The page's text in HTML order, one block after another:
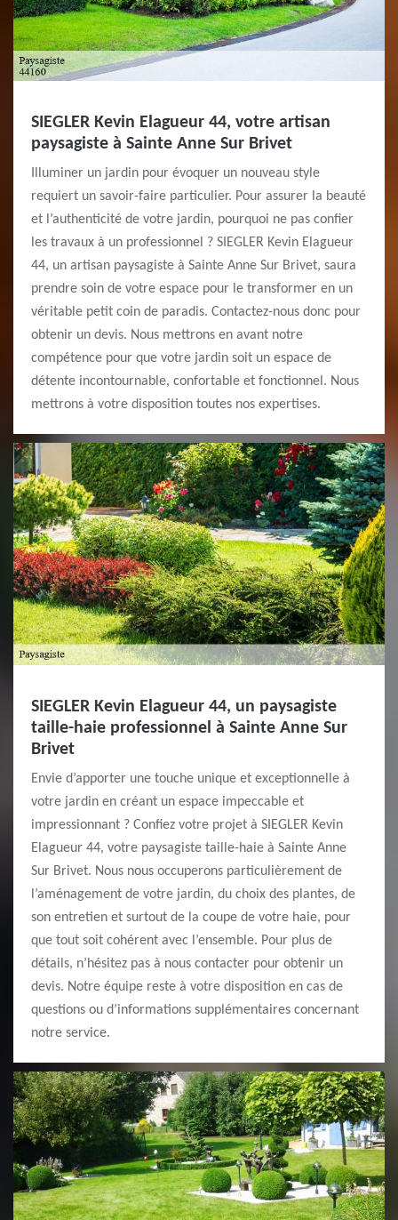
SIEGLER Kevin Elagueur 44, votre artisan
paysagiste à Sainte Anne Sur Brivet
Illuminer un jardin pour évoquer un nouveau style
requiert un savoir-faire particulier. Pour assurer la beauté
et l’authenticité de votre jardin, pourquoi ne pas confier
les travaux à un professionnel ? SIEGLER Kevin Elagueur
44, un artisan paysagiste à Sainte Anne Sur Brivet, saura
prendre soin de votre espace pour le transformer en un
véritable petit coin de paradis. Contactez-nous donc pour
obtenir un devis. Nous mettrons en avant notre
compétence pour que votre jardin soit un espace de
détente incontournable, confortable et fonctionnel. Nous
mettrons à votre disposition toutes nos expertises.
SIEGLER Kevin Elagueur 44, un paysagiste
taille-haie professionnel à Sainte Anne Sur
Brivet
Envie d’apporter une touche unique et exceptionnelle à
votre jardin en créant un espace impeccable et
impressionnant ? Confiez votre projet à SIEGLER Kevin
Elagueur 44, votre paysagiste taille-haie à Sainte Anne
Sur Brivet. Nous nous occuperons particulièrement de
l’aménagement de votre jardin, du choix des plantes, de
son entretien et surtout de la coupe de votre haie, pour
que tout soit cohérent avec l’ensemble. Pour plus de
détails, n’hésitez pas à nous contacter pour obtenir un
devis. Notre équipe reste à votre disposition en cas de
questions ou d’informations supplémentaires concernant
notre service.